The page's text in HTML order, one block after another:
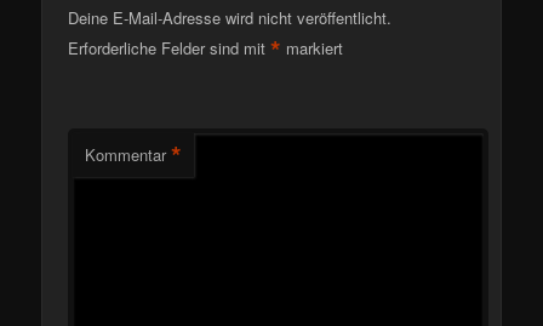
Deine E-Mail-Adresse wird nicht veröffentlicht.
Erforderliche Felder sind mit* markiert
Kommentar *